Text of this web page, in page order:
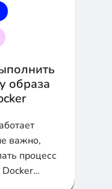
образа
важно,
процесс
Docker